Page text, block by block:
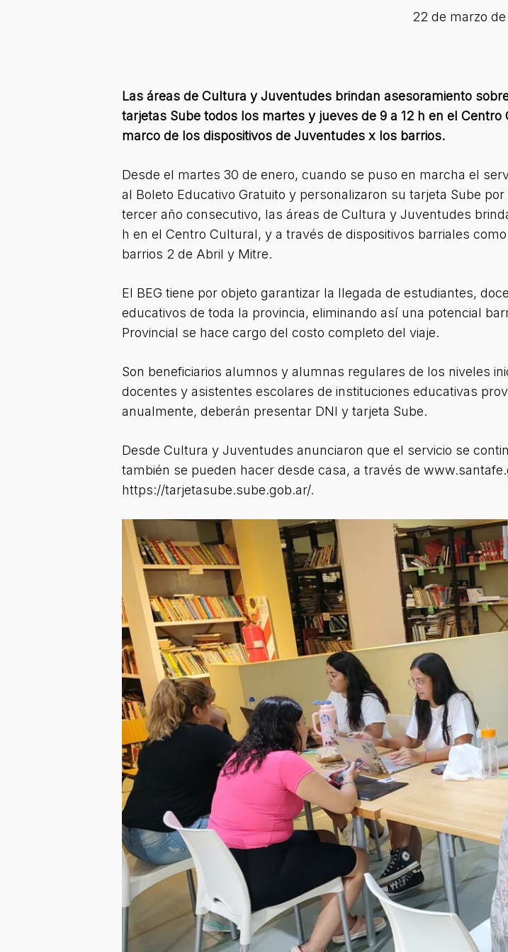
22 de marzo
Las áreas de Cultura y Juventudes brindan asesoramiento
tarjetas Sube todos los martes y jueves de 9 a 12 h en el
marco de los dispositivos de Juventudes x los barrios.
Desde el martes 30 de enero, cuando se puso en marcha el
al Boleto Educativo Gratuito y personalizaron su tarjeta Sube
tercer año consecutivo, las áreas de Cultura y Juventudes
h en el Centro Cultural, y a través de dispositivos barriales
barrios 2 de Abril y Mitre.
El BEG tiene por objeto garantizar la llegada de estudiantes,
educativos de toda la provincia, eliminando así una potencial
Provincial se hace cargo del costo completo del viaje.
Son beneficiarios alumnos y alumnas regulares de los niveles
docentes y asistentes escolares de instituciones educativas
anualmente, deberán presentar DNI y tarjeta Sube.
Desde Cultura y Juventudes anunciaron que el servicio se
también se pueden hacer desde casa, a través de
https://tarjetasube.sube.gob.ar/.